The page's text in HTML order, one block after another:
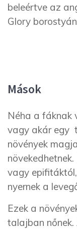
beleértve az
Glory
Mások
Néha a fáknak
vagy akár egy
növények
vagy
nyernek a
Ezek a
talajban nőnek.